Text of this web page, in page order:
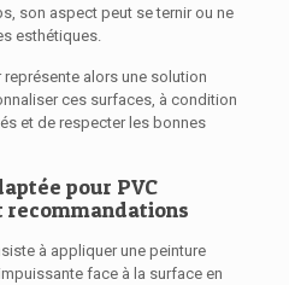
son aspect peut se ternir ou ne
esthétiques.
représente alors une solution
ces surfaces, à condition
et de respecter les bonnes
pour PVC
à appliquer une peinture
face à la surface en